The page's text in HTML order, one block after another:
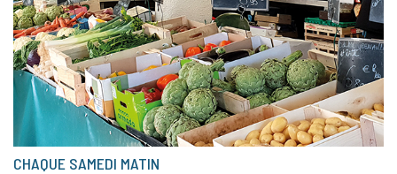
CHAQUE SAMEDI MATIN